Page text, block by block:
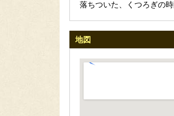
落ちついた、くつろぎの
地図